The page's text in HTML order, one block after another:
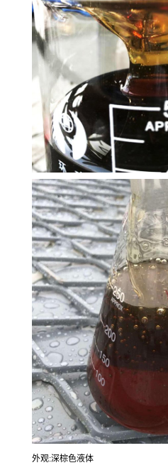
外观:深棕色液体